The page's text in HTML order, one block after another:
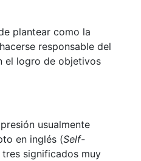
plantear como la
responsable del
el logro de objetivos
usualmente
en inglés (Self-
significados muy